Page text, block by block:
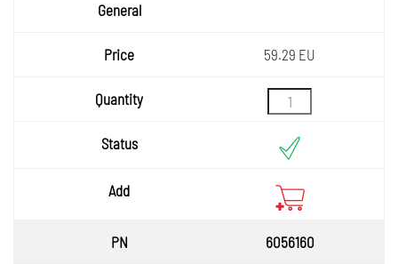
59.29 EU
6056160